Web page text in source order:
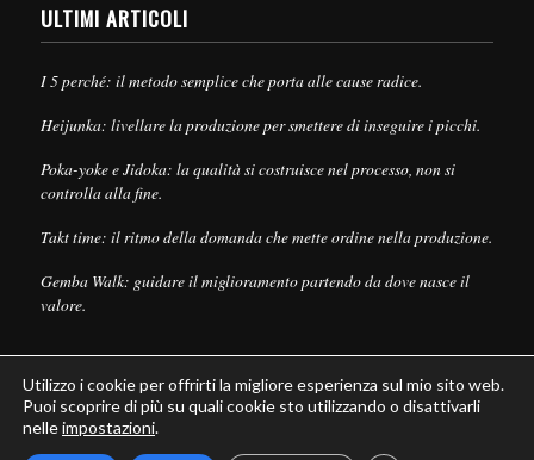
ULTIMI ARTICOLI
I 5 perché: il metodo semplice che porta alle cause radice.
Heijunka: livellare la produzione per smettere di inseguire i picchi.
Poka-yoke e Jidoka: la qualità si costruisce nel processo, non si
controlla alla fine.
Takt time: il ritmo della domanda che mette ordine nella produzione.
Gemba Walk: guidare il miglioramento partendo da dove nasce il
valore.
© Copyright - Leanpull - Inbound Marketing byMaria Cristina Pizzato
Utilizzo i cookie per offrirti la migliore esperienza sul mio sito web.
Puoi scoprire di più su quali cookie sto utilizzando o disattivarli
nelleimpostazioni.